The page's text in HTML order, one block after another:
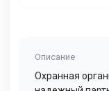
Описание
Охранная